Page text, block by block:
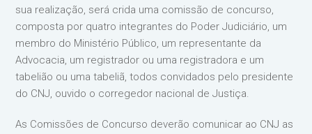
sua realização, será crida uma comissão de concurso,
composta por quatro integrantes do Poder Judiciário, um
membro do Ministério Público, um representante da
Advocacia, um registrador ou uma registradora e um
tabelião ou uma tabeliã, todos convidados pelo presidente
do CNJ, ouvido o corregedor nacional de Justiça.
As Comissões de Concurso deverão comunicar ao CNJ as